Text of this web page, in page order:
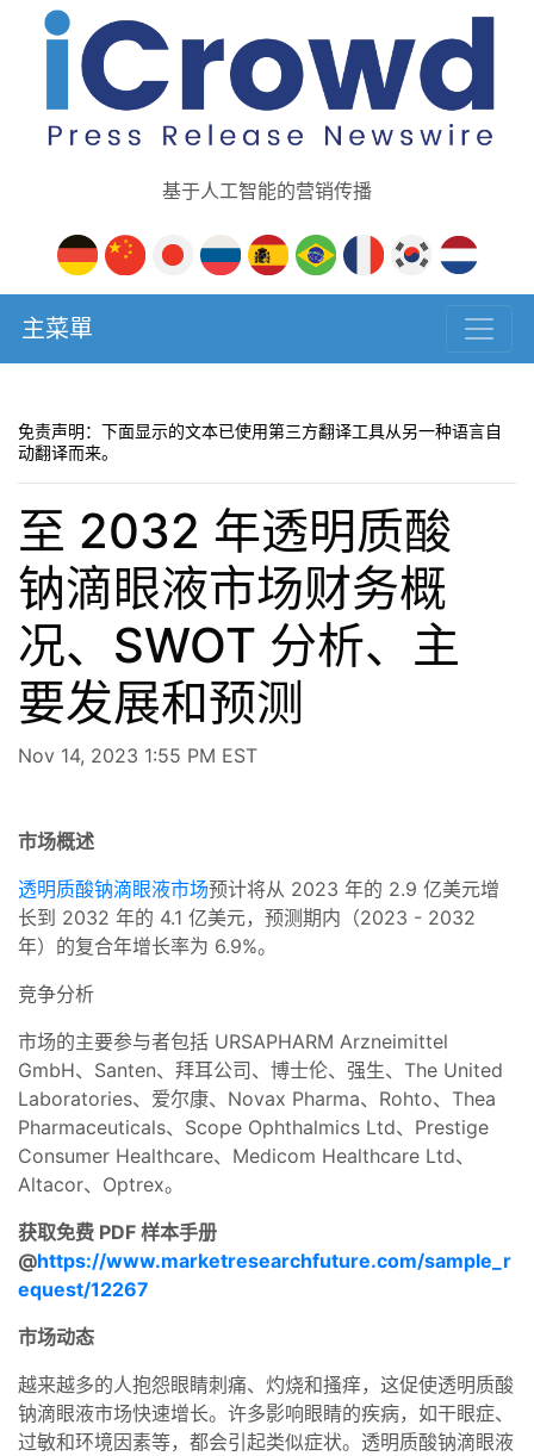
基于人工智能的营销传播
主菜單
免责声明：下面显示的文本已使用第三方翻译工具从另一种语言自
动翻译而来。
至 2032 年透明质酸
钠滴眼液市场财务概
况、SWOT 分析、主
要发展和预测
Nov 14, 2023 1:55 PM EST
市场概述
透明质酸钠滴眼液市场预计将从 2023 年的 2.9 亿美元增
长到 2032 年的 4.1 亿美元，预测期内（2023 - 2032
年）的复合年增长率为 6.9%。
竞争分析
市场的主要参与者包括 URSAPHARM Arzneimittel
GmbH、Santen、拜耳公司、博士伦、强生、The United
Laboratories、爱尔康、Novax Pharma、Rohto、Thea
Pharmaceuticals、Scope Ophthalmics Ltd、Prestige
Consumer Healthcare、Medicom Healthcare Ltd、
Altacor、Optrex。
获取免费 PDF 样本手册
@https://www.marketresearchfuture.com/sample_r
equest/12267
市场动态
越来越多的人抱怨眼睛刺痛、灼烧和搔痒，这促使透明质酸
钠滴眼液市场快速增长。许多影响眼睛的疾病，如干眼症、
过敏和环境因素等，都会引起类似症状。透明质酸钠滴眼液